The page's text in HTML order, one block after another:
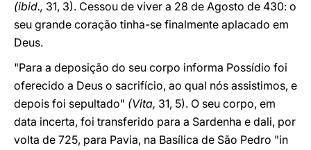
(ibid., 31, 3). Cessou de viver a 28 de Agosto de 430: o
seu grande coração tinha-se finalmente aplacado em
Deus.
"Para a deposição do seu corpo informa Possídio foi
oferecido a Deus o sacrifício, ao qual nós assistimos, e
depois foi sepultado" (Vita, 31, 5). O seu corpo, em
data incerta, foi transferido para a Sardenha e dali, por
volta de 725, para Pavia, na Basílica de São Pedro "in